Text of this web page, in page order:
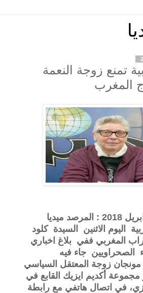
تمنع زوجة النعمة
المغرب
اليوم الاثنين السيدة كلود
المغربي ففي بلاغ اخباري
الصحراويين جاء فيه
زوجة المعتقل السياسي
مجموعة أكديم ايزيك القابع في
في اتصال هاتفي مع رابطة